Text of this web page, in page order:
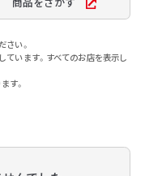
さい。
ています。すべてのお店を表示し
す。